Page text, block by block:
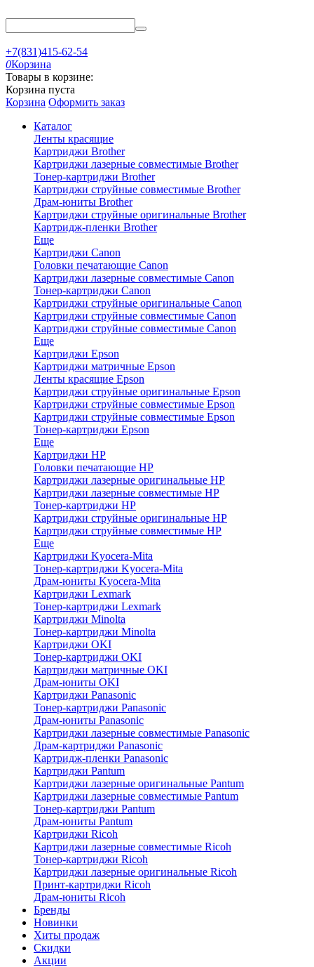
+7(831)415-62-54
0Корзина
Товары в корзине:
Корзина пуста
Корзина Оформить заказ
Каталог
Ленты красящие
Картриджи Brother
Картриджи лазерные совместимые Brother
Тонер-картриджи Brother
Картриджи струйные совместимые Brother
Драм-юниты Brother
Картриджи струйные оригинальные Brother
Картридж-пленки Brother
Еще
Картриджи Canon
Головки печатающие Canon
Картриджи лазерные совместимые Canon
Тонер-картриджи Canon
Картриджи струйные оригинальные Canon
Картриджи струйные совместимые Canon
Картриджи струйные совместимые Canon
Еще
Картриджи Epson
Картриджи матричные Epson
Ленты красящие Epson
Картриджи струйные оригинальные Epson
Картриджи струйные совместимые Epson
Картриджи струйные совместимые Epson
Тонер-картриджи Epson
Еще
Картриджи HP
Головки печатающие HP
Картриджи лазерные оригинальные HP
Картриджи лазерные совместимые HP
Тонер-картриджи HP
Картриджи струйные оригинальные HP
Картриджи струйные совместимые HP
Еще
Картриджи Kyocera-Mita
Тонер-картриджи Kyocera-Mita
Драм-юниты Kyocera-Mita
Картриджи Lexmark
Тонер-картриджи Lexmark
Картриджи Minolta
Тонер-картриджи Minolta
Картриджи OKI
Тонер-картриджи OKI
Картриджи матричные OKI
Драм-юниты OKI
Картриджи Panasonic
Тонер-картриджи Panasonic
Драм-юниты Panasonic
Картриджи лазерные совместимые Panasonic
Драм-картриджи Panasonic
Картридж-пленки Panasonic
Картриджи Pantum
Картриджи лазерные оригинальные Pantum
Картриджи лазерные совместимые Pantum
Тонер-картриджи Pantum
Драм-юниты Pantum
Картриджи Ricoh
Картриджи лазерные совместимые Ricoh
Тонер-картриджи Ricoh
Картриджи лазерные оригинальные Ricoh
Принт-картриджи Ricoh
Драм-юниты Ricoh
Бренды
Новинки
Хиты продаж
Скидки
Акции